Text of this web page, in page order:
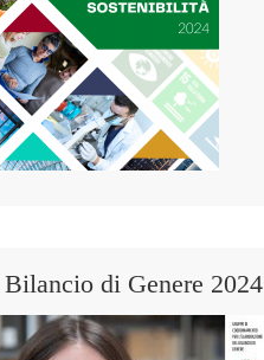
di Genere 2024